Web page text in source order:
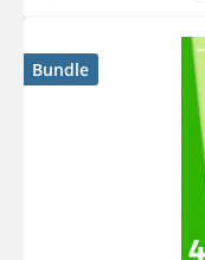
Bundle